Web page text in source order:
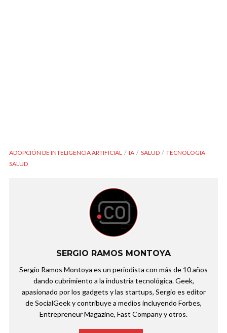
ADOPCIÓN DE INTELIGENCIA ARTIFICIAL IA SALUD
TECNOLOGIA
SALUD
SERGIO RAMOS MONTOYA
Sergio Ramos Montoya es un periodista con más de 10 años
dando cubrimiento a la industria tecnológica. Geek,
apasionado por los gadgets y las startups, Sergio es editor
de SocialGeek y contribuye a medios incluyendo Forbes,
Entrepreneur Magazine, Fast Company y otros.